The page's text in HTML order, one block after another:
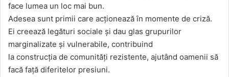
face lumea un loc mai bun.
Adesea sunt primii care acționează în momente de criză.
Ei creează legături sociale și dau glas grupurilor
marginalizate și vulnerabile, contribuind
la construcția de comunități rezistente, ajutând oamenii să
facă față diferitelor presiuni.